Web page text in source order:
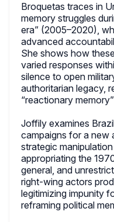
Broquetas traces in
memory struggles
era” (2005–2020),
advanced
She shows how
varied responses
silence to open
authoritarian legacy,
“reactionary
Joffily examines
campaigns for a new
strategic
appropriating the
general, and
right-wing actors
legitimizing impunity
reframing political